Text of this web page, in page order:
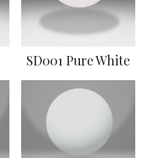
SD001 Pure White